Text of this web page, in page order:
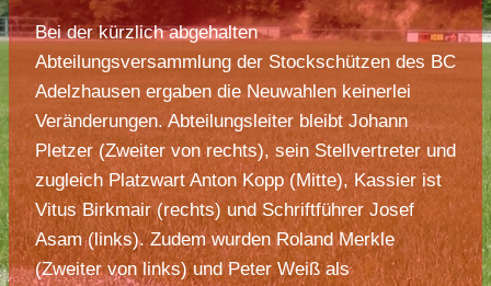
Bei der kürzlich abgehalten
Abteilungsversammlung der Stockschützen des BC
Adelzhausen ergaben die Neuwahlen keinerlei
Veränderungen. Abteilungsleiter bleibt Johann
Pletzer (Zweiter von rechts), sein Stellvertreter und
zugleich Platzwart Anton Kopp (Mitte), Kassier ist
Vitus Birkmair (rechts) und Schriftführer Josef
Asam (links). Zudem wurden Roland Merkle
(Zweiter von links) und Peter Weiß als